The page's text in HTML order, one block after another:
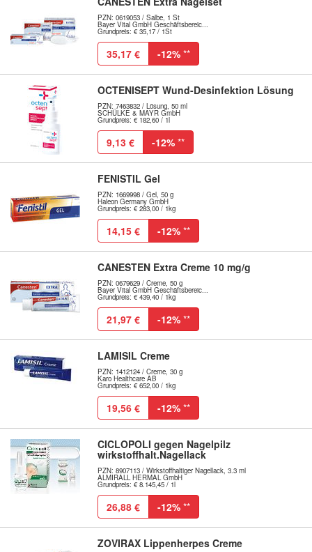
PZN: 0619053 / Salbe, 1 St
Bayer Vital GmbH Geschäftsbereic...
Grundpreis: € 35,17 / 1St
35,17 € -12% **
OCTENISEPT Wund-Desinfektion Lösung
PZN: 7463832 / Lösung, 50 ml
SCHÜLKE & MAYR GmbH
Grundpreis: € 182,60 / 1l
9,13 € -12% **
FENISTIL Gel
PZN: 1669998 / Gel, 50 g
Haleon Germany GmbH
Grundpreis: € 283,00 / 1kg
14,15 € -12% **
CANESTEN Extra Creme 10 mg/g
PZN: 0679629 / Creme, 50 g
Bayer Vital GmbH Geschäftsbereic...
Grundpreis: € 439,40 / 1kg
21,97 € -12% **
LAMISIL Creme
PZN: 1412124 / Creme, 30 g
Karo Healthcare AB
Grundpreis: € 652,00 / 1kg
19,56 € -12% **
CICLOPOLI gegen Nagelpilz
wirkstoffhalt.Nagellack
PZN: 8907113 / Wirkstoffhaltiger Nagellack, 3.3 ml
ALMIRALL HERMAL GmbH
Grundpreis: € 8.145,45 / 1l
26,88 € -12% **
ZOVIRAX Lippenherpes Creme